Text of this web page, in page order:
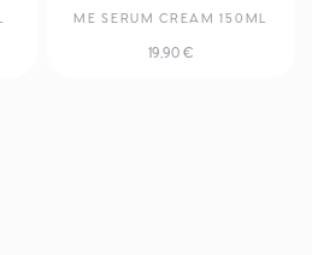
ME SERUM CREAM 150ML
19,90€